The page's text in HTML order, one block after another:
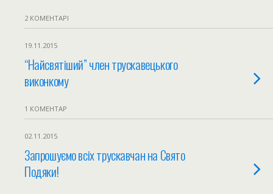
2 КОМЕНТАРІ
19.11.2015
“Найсвятіший” член трускавецького
виконкому
1 КОМЕНТАР
02.11.2015
Запрошуємо всіх трускавчан на Свято
Подяки!